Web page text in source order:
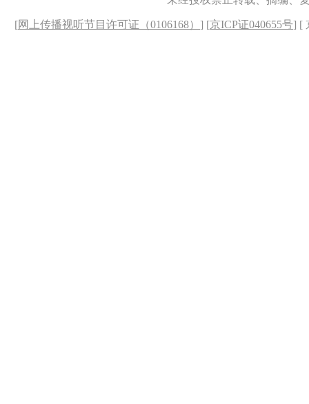
[网上传播视听节目许可证（0106168） ] [京ICP证040655号] [